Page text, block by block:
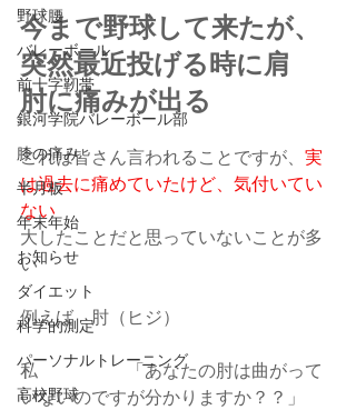
野球腰
バレーボール
前十字靭帯
銀河学院バレーボール部
膝の痛み
半月板
年末年始
お知らせ
ダイエット
科学的測定
パーソナルトレーニング
高校野球
今まで野球して来たが、
突然最近投げる時に肩
肘に痛みが出る
これは皆さん言われることですが、 実
は過去に痛めていたけど、気付いてい
ない
大したことだと思っていないことが多
い
例えば　肘（ヒジ）
私　　　　　「あなたの肘は曲がって
いないのですが分かりますか？？」